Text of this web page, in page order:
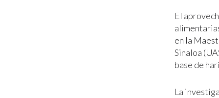
El
en la
Sinaloa
base de
La